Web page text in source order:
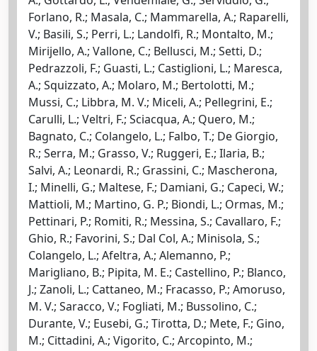
Forlano, R.; Masala, C.; Mammarella, A.; Raparelli,
V.; Basili, S.; Perri, L.; Landolfi, R.; Montalto, M.;
Mirijello, A.; Vallone, C.; Bellusci, M.; Setti, D.;
Pedrazzoli, F.; Guasti, L.; Castiglioni, L.; Maresca,
A.; Squizzato, A.; Molaro, M.; Bertolotti, M.;
Mussi, C.; Libbra, M. V.; Miceli, A.; Pellegrini, E.;
Carulli, L.; Veltri, F.; Sciacqua, A.; Quero, M.;
Bagnato, C.; Colangelo, L.; Falbo, T.; De Giorgio,
R.; Serra, M.; Grasso, V.; Ruggeri, E.; Ilaria, B.;
Salvi, A.; Leonardi, R.; Grassini, C.; Mascherona,
I.; Minelli, G.; Maltese, F.; Damiani, G.; Capeci, W.;
Mattioli, M.; Martino, G. P.; Biondi, L.; Ormas, M.;
Pettinari, P.; Romiti, R.; Messina, S.; Cavallaro, F.;
Ghio, R.; Favorini, S.; Dal Col, A.; Minisola, S.;
Colangelo, L.; Afeltra, A.; Alemanno, P.;
Marigliano, B.; Pipita, M. E.; Castellino, P.; Blanco,
J.; Zanoli, L.; Cattaneo, M.; Fracasso, P.; Amoruso,
M. V.; Saracco, V.; Fogliati, M.; Bussolino, C.;
Durante, V.; Eusebi, G.; Tirotta, D.; Mete, F.; Gino,
M.; Cittadini, A.; Vigorito, C.; Arcopinto, M.;